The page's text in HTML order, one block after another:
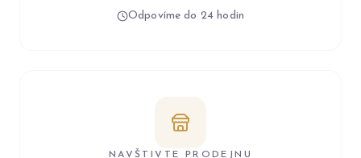
Odpovíme do 24 hodin
NAVŠTIVTE PRODEJNU